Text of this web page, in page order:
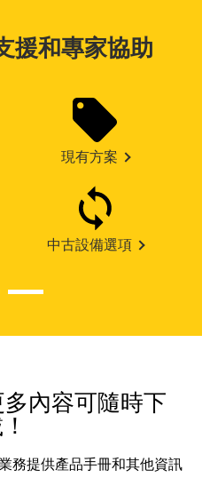
援和專家協助
現有方案
中古設備選項
內容可隨時下
務提供產品手冊和其他資訊